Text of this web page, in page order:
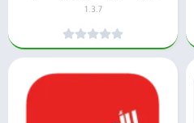
1.3.7